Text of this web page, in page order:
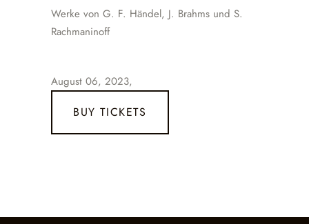
Werke von G. F. Händel, J. Brahms und S.
Rachmaninoff
August 06, 2023,
BUY TICKETS